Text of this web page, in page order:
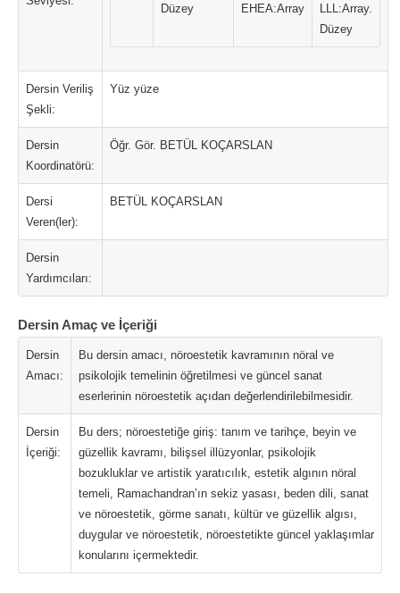
Düzey
EHEA:Array
LLL:Array.
Düzey
Dersin Veriliş
Şekli:
Yüz yüze
Dersin
Koordinatörü:
Öğr. Gör. BETÜL KOÇARSLAN
Dersi
Veren(ler):
BETÜL KOÇARSLAN
Dersin
Yardımcıları:
Dersin Amaç ve İçeriği
Dersin
Amacı:
Bu dersin amacı, nöroestetik kavramının nöral ve
psikolojik temelinin öğretilmesi ve güncel sanat
eserlerinin nöroestetik açıdan değerlendirilebilmesidir.
Dersin
İçeriği:
Bu ders; nöroestetiğe giriş: tanım ve tarihçe, beyin ve
güzellik kavramı, bilişsel illüzyonlar, psikolojik
bozukluklar ve artistik yaratıcılık, estetik algının nöral
temeli, Ramachandran’ın sekiz yasası, beden dili, sanat
ve nöroestetik, görme sanatı, kültür ve güzellik algısı,
duygular ve nöroestetik, nöroestetikte güncel yaklaşımlar
konularını içermektedir.